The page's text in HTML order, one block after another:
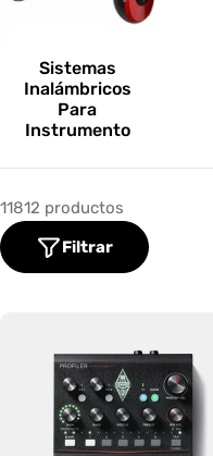
Sistemas
Inalámbricos
Para
Instrumento
11812 productos
Filtrar